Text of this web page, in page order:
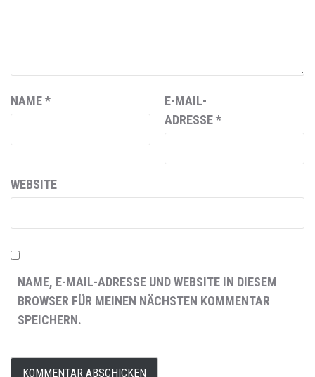
NAME*
E-MAIL-
ADRESSE*
WEBSITE
NAME, E-MAIL-ADRESSE UND WEBSITE IN DIESEM
BROWSER FÜR MEINEN NÄCHSTEN KOMMENTAR
SPEICHERN.